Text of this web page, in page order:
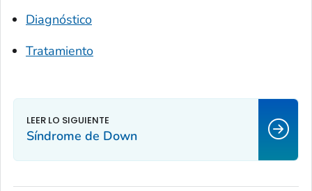
Diagnóstico
Tratamiento
Síndrome de Down